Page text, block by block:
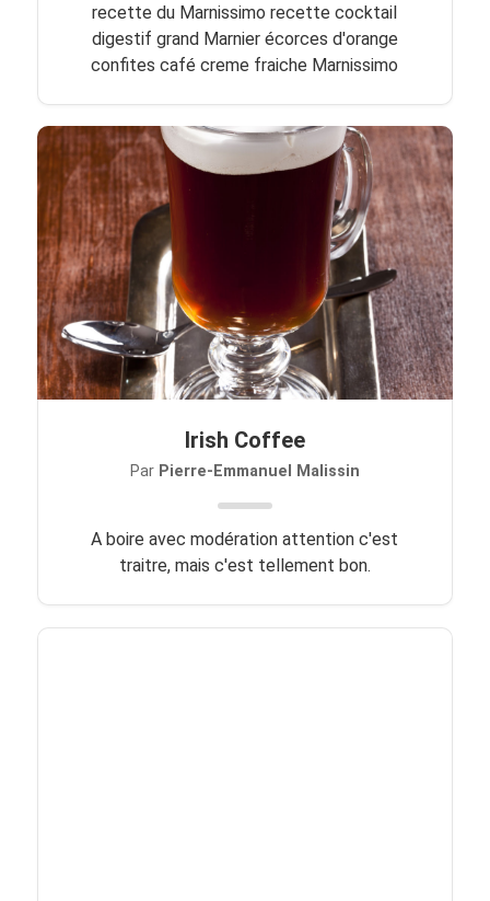
recette du Marnissimo recette cocktail
digestif grand Marnier écorces d'orange
confites café creme fraiche Marnissimo
Irish Coffee
Par Pierre-Emmanuel Malissin
A boire avec modération attention c'est
traitre, mais c'est tellement bon.